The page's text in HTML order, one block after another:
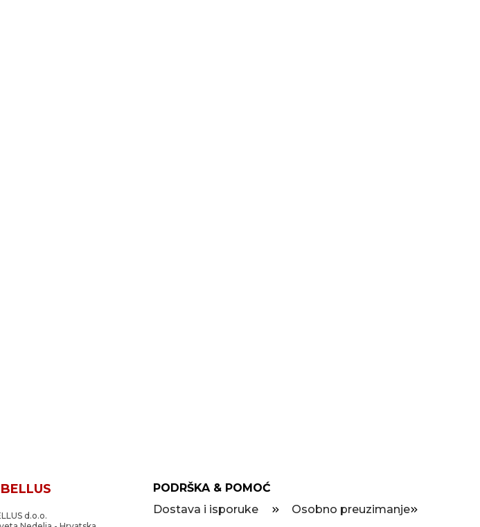
d.o.o.
PODRŠKA & POMOĆ
Dostava i isporuke
Osobno preuzimanje